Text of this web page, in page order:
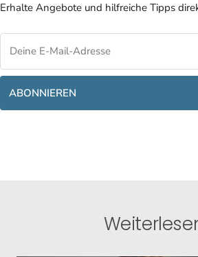
Erhalte Angebote und hilfreiche Tipps
ABONNIEREN